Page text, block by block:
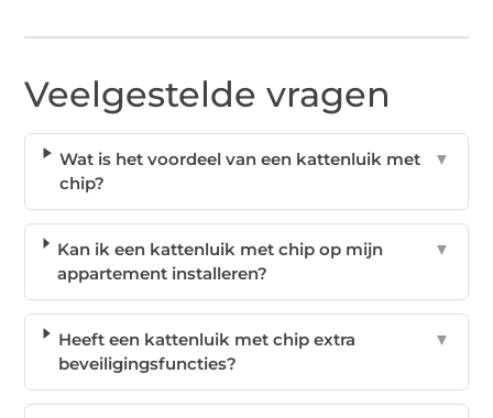
Veelgestelde vragen
Wat is het voordeel van een kattenluik met
chip?
▼
Kan ik een kattenluik met chip op mijn
appartement installeren?
▼
Heeft een kattenluik met chip extra
beveiligingsfuncties?
▼